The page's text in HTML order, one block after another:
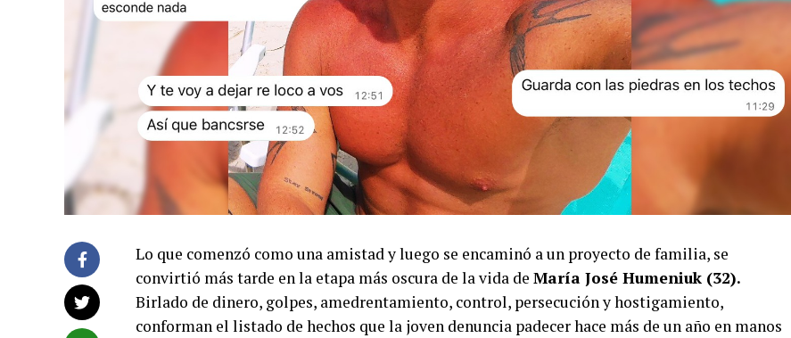
Lo que comenzó como una amistad y luego se encaminó a un proyecto de familia, se
convirtió más tarde en la etapa más oscura de la vida de María José Humeniuk (32).
Birlado de dinero, golpes, amedrentamiento, control, persecución y hostigamiento,
conforman el listado de hechos que la joven denuncia padecer hace más de un año en manos